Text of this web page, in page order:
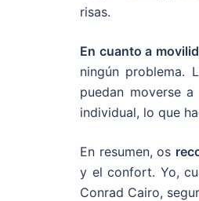
risas.
En cuanto a
ningún problema.
puedan moverse
individual, lo que
En resumen, os
y el confort. Yo,
Conrad Cairo,